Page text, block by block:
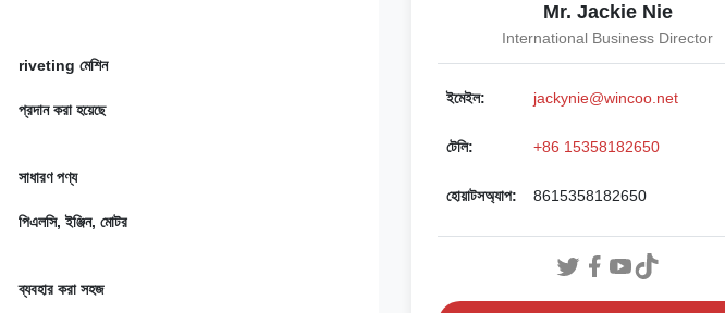
riveting মেশিন
প্রদান করা হয়েছে
সাধারণ পণ্য
পিএলসি, ইঞ্জিন, মোটর
ব্যবহার করা সহজ
Mr. Jackie Nie
International Business Director
ইমেইল: jackynie@wincoo.net
টেলি: +86 15358182650
হোয়াটসঅ্যাপ: 8615358182650